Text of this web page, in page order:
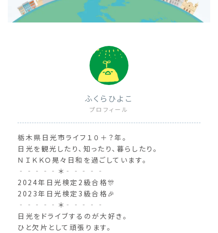
ふくらひよこ
プロフィール
栃木県日光市ライフ１０＋？年。
日光を観光したり、知ったり、暮らしたり。
ＮＩＫＫＯ晃々日和を過ごしています。
‐‐‐‐‐＊‐‐‐‐‐
2024年日光検定2級合格🎊
2023年日光検定3級合格🎉
‐‐‐‐‐＊‐‐‐‐‐
日光をドライブするのが大好き。
ひと欠片として頑張ります。